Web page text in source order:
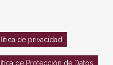
de privacidad
de Protección de Datos